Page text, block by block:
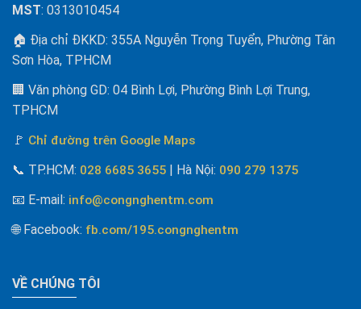
MST: 0313010454
🏠 Địa chỉ ĐKKD: 355A Nguyễn Trọng Tuyển, Phường Tân
Sơn Hòa, TPHCM
🏢 Văn phòng GD: 04 Bình Lợi, Phường Bình Lợi Trung,
TPHCM
🚩 Chỉ đường trên Google Maps
📞 TP.HCM: 028 6685 3655 | Hà Nội: 090 279 1375
📧 E-mail : info@congnghentm.com
🌐 Facebook: fb.com/195.congnghentm
VỀ CHÚNG TÔI